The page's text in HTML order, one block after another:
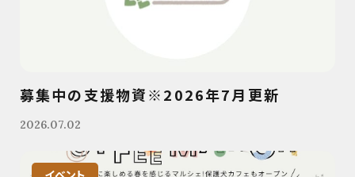
募集中の支援物資※2026年7月更新
2026.07.02